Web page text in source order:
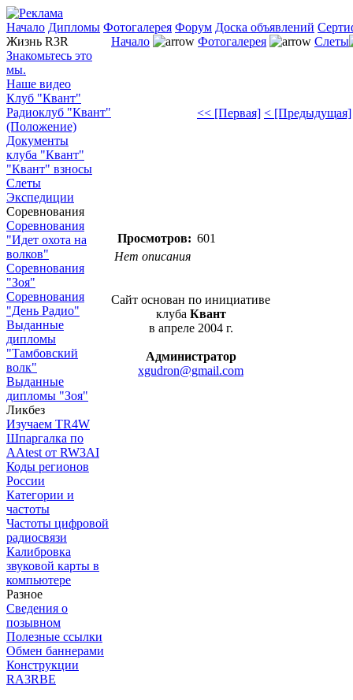
Начало Дипломы Фотогалерея Форум Доска объявлений
Жизнь R3R
Знакомьтесь это
мы.
Наше видео
Клуб "Квант"
Радиоклуб "Квант"
(Положение)
Документы
клуба "Квант"
"Квант" взносы
Слеты
Экспедиции
Соревнования
Соревнования
"Идет охота на
волков"
Соревнования
"Зоя"
Соревнования
"День Радио"
Выданные
дипломы
"Тамбовский
волк"
Выданные
дипломы "Зоя"
Ликбез
Изучаем TR4W
Шпаргалка по
AAtest от RW3AI
Коды регионов
России
Категории и
частоты
Частоты цифровой
радиосвязи
Калибровка
звуковой карты в
компьютере
Разное
Сведения о
позывном
Полезные ссылки
Обмен баннерами
Конструкции
RA3RBE
Начало Фотогалерея Слеты
<< [Первая] < [Предыдущая]
Просмотров: 601
Нет описания
Сайт основан по инициативе
клуба Квант
в апреле 2004 г.
Администратор
xgudron@gmail.com